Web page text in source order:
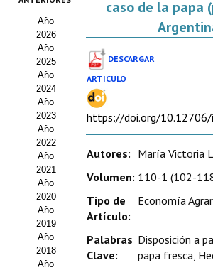
Organigrama
Estatutos
Hacerse socio
Noticias
Galería de Fotos
Web AIDA 2.0
REVISTA ITEA
Presentación ITEA
Equipo Editorial
Año
2026
Año
2025
Año
2024
Año
2023
Año
2022
Año
2021
Año
2020
Año
2019
Año
2018
Año
caso de la papa
DESCARGAR
ARTÍCULO
https://doi.org/
Autores: María Victoria
Volumen: 110-1 (102-
Tipo de
Artículo:
Economía
Palabras
Clave:
Disposición a
papa fresca,